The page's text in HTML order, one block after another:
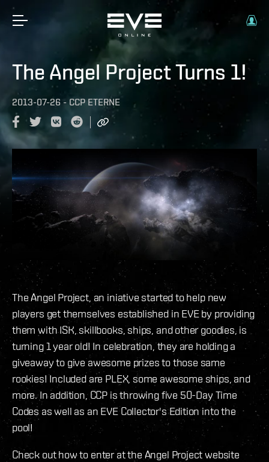
The Angel Project Turns 1!
2013-07-26 - CCP ETERNE
The Angel Project, an iniative started to help new
players get themselves established in EVE by providing
them with ISK, skillbooks, ships, and other goodies, is
turning 1 year old! In celebration, they are holding a
giveaway to give awesome prizes to those same
rookies! Included are PLEX, some awesome ships, and
more. In addition, CCP is throwing five 50-Day Time
Codes as well as an EVE Collector's Edition into the
pool!
Check out how to enter at the Angel Project website